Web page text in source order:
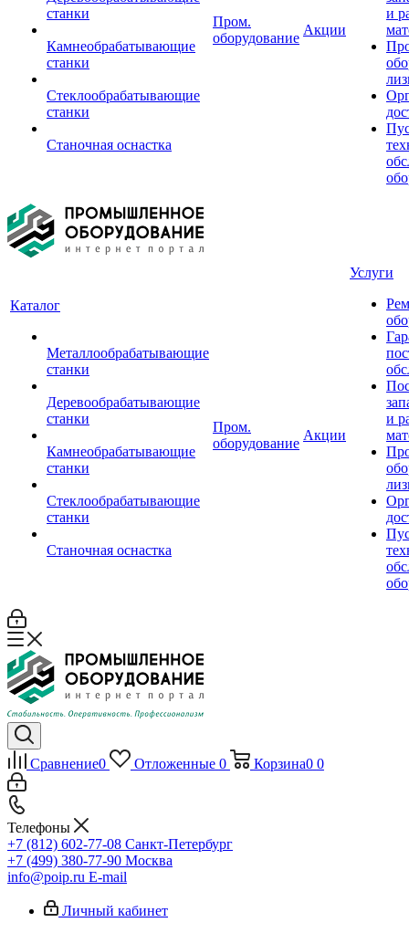
станки
Камнеобрабатывающие
станки
Стеклообрабатывающие
станки
Станочная оснастка
Пром.
оборудование
Акции
и
Каталог
Металлообрабатывающие
станки
Деревообрабатывающие
станки
Камнеобрабатывающие
станки
Стеклообрабатывающие
станки
Станочная оснастка
Пром.
оборудование
Акции
Услуги
и
Сравнение0 Отложенные 0 Корзина0 0
Телефоны
+7 (812) 602-77-08 Санкт-Петербург
+7 (499) 380-77-90 Москва
info@poip.ru E-mail
Личный кабинет